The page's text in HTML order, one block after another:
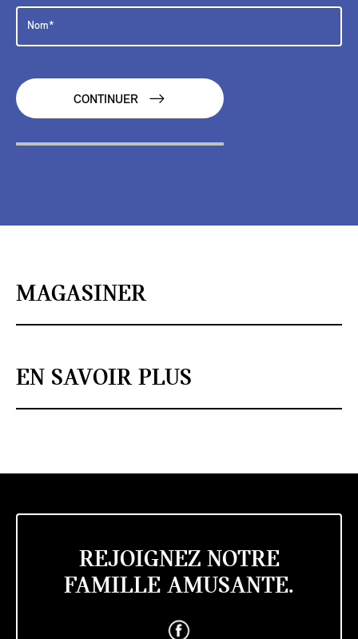
CONTINUER
MAGASINER
EN SAVOIR PLUS
REJOIGNEZ NOTRE
FAMILLE AMUSANTE.